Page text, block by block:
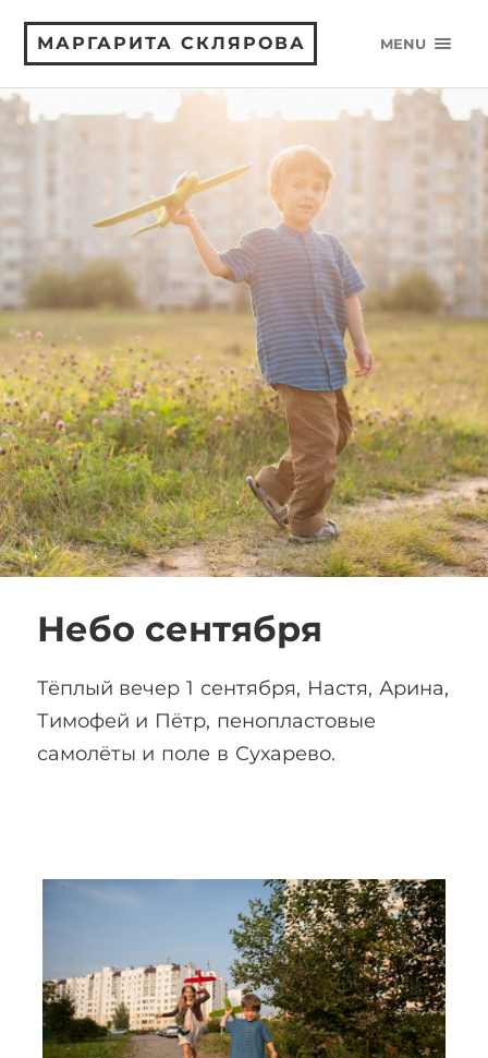
МАРГАРИТА СКЛЯРОВА MENU
Небо сентября
Тёплый вечер 1 сентября, Настя, Арина,
Тимофей и Пётр, пенопластовые
самолёты и поле в Сухарево.